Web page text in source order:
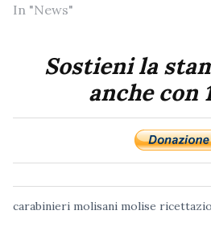
In "News"
Sostieni la
anche con
carabinieri molisani molise